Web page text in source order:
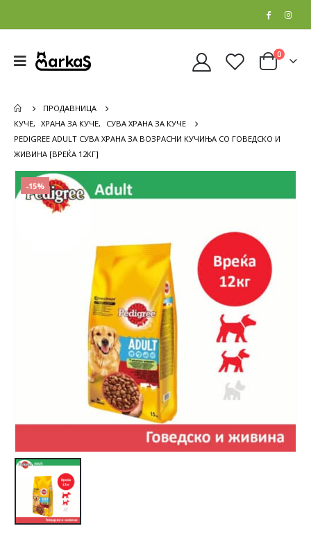
0
ПРОДАВНИЦА
КУЧЕ, ХРАНА ЗА КУЧЕ,
СУВА ХРАНА ЗА КУЧЕ
PEDIGREE ADULT СУВА ХРАНА ЗА ВОЗРАСНИ КУЧИЊА СО ГОВЕДСКО И
ЖИВИНА [ВРЕЌА 12КГ]
-15%